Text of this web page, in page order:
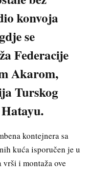
konvoja
se
Federacije
Akarom,
Turskog
kontejnera sa
kuća isporučen je u
vrši i montaža ove